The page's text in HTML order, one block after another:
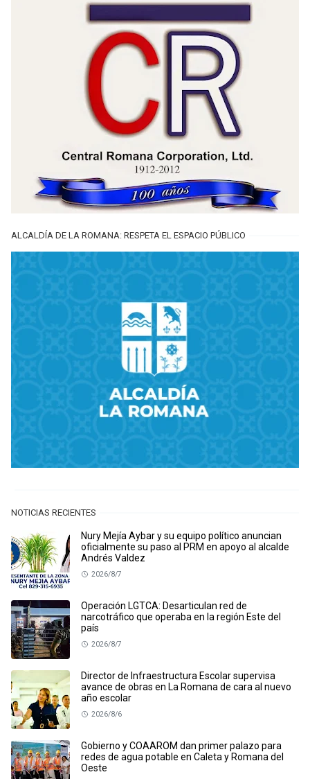
ALCALDÍA DE LA ROMANA: RESPETA EL ESPACIO PÚBLICO
NOTICIAS RECIENTES
Nury Mejía Aybar y su equipo político anuncian
oficialmente su paso al PRM en apoyo al alcalde
Andrés Valdez
2026/8/7
Operación LGTCA: Desarticulan red de
narcotráfico que operaba en la región Este del
país
2026/8/7
Director de Infraestructura Escolar supervisa
avance de obras en La Romana de cara al nuevo
año escolar
2026/8/6
Gobierno y COAAROM dan primer palazo para
redes de agua potable en Caleta y Romana del
Oeste